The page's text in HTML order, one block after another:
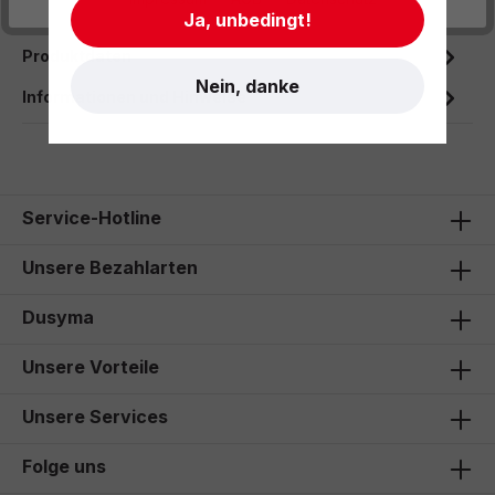
Ein besonderes P…
Mehr
Produktdaten
Informationen und Hinweise
Service-Hotline
Unsere Bezahlarten
Dusyma
Unsere Vorteile
Unsere Services
Folge uns
Ja, unbedingt!
Nein, danke